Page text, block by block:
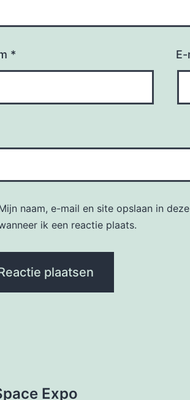
*
naam, e-mail en site opslaan in
ik een reactie plaats.
Expo